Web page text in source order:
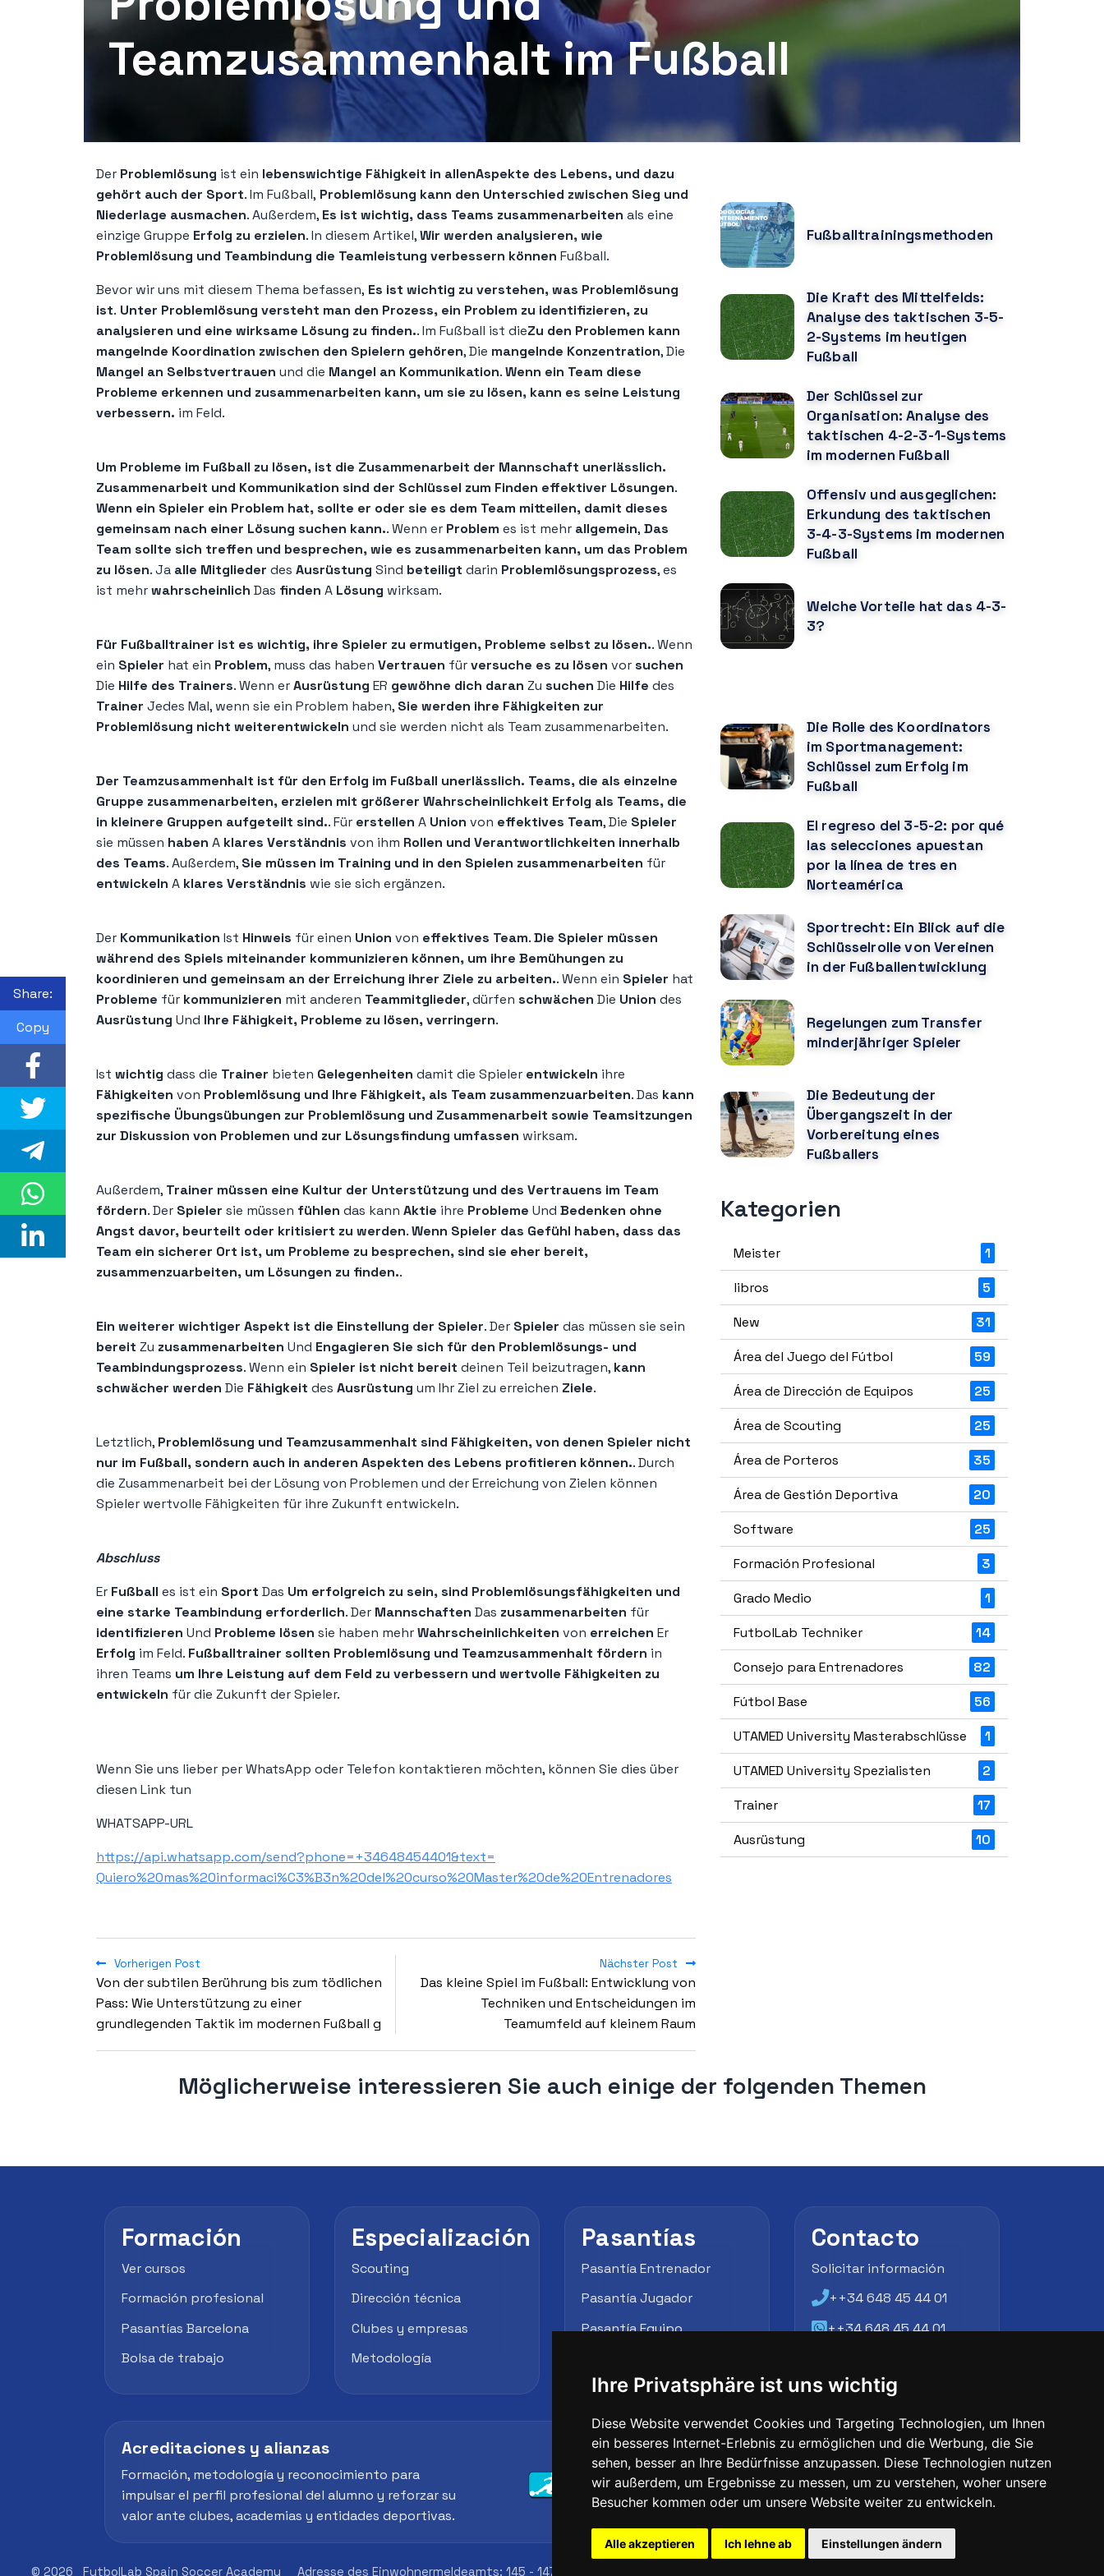
Ihre Privatsphäre ist uns wichtig
Diese Website verwendet Cookies und Targeting Technologien, um Ihnen
ein besseres Internet-Erlebnis zu ermöglichen und die Werbung, die Sie
sehen, besser an Ihre Bedürfnisse anzupassen. Diese Technologien nutzen
wir außerdem, um Ergebnisse zu messen, um zu verstehen, woher unsere
Besucher kommen oder um unsere Website weiter zu entwickeln.
Alle akzeptieren Ich lehne ab Einstellungen ändern
Teamzusammenhalt im Fußball
Der Problemlösung ist ein lebenswichtige Fähigkeit in allenAspekte des Lebens, und dazu
gehört auch der Sport. Im Fußball, Problemlösung kann den Unterschied zwischen Sieg und
Niederlage ausmachen. Außerdem, Es ist wichtig, dass Teams zusammenarbeiten als eine
einzige Gruppe Erfolg zu erzielen. In diesem Artikel,Wir werden analysieren, wie
Problemlösung und Teambindung die Teamleistung verbessern können Fußball.
Bevor wir uns mit diesem Thema befassen, Es ist wichtig zu verstehen, was Problemlösung
ist. Unter Problemlösung versteht man den Prozess, ein Problem zu identifizieren, zu
analysieren und eine wirksame Lösung zu finden.. Im Fußball ist dieZu den Problemen kann
mangelnde Koordination zwischen den Spielern gehören, Die mangelnde Konzentration, Die
Mangel an Selbstvertrauen und die Mangel an Kommunikation.Wenn ein Team diese
Probleme erkennen und zusammenarbeiten kann, um sie zu lösen, kann es seine Leistung
verbessern. im Feld.
Um Probleme im Fußball zu lösen, ist die Zusammenarbeit der Mannschaft unerlässlich.
Zusammenarbeit und Kommunikation sind der Schlüssel zum Finden effektiver Lösungen.
Wenn ein Spieler ein Problem hat, sollte er oder sie es dem Team mitteilen, damit dieses
gemeinsam nach einer Lösung suchen kann.. Wenn er Problem es ist mehr allgemein, Das
Team sollte sich treffen und besprechen, wie es zusammenarbeiten kann, um das Problem
zu lösen. Ja alle Mitglieder des Ausrüstung Sind beteiligt darin Problemlösungsprozess, es
ist mehrwahrscheinlich Das finden A Lösung wirksam.
Für Fußballtrainer ist es wichtig, ihre Spieler zu ermutigen, Probleme selbst zu lösen.. Wenn
ein Spieler hat ein Problem, muss das haben Vertrauen fürversuche es zu lösen vorsuchen
Die Hilfe des Trainers. Wenn erAusrüstung ER gewöhne dich daran Zu suchen Die Hilfe des
Trainer Jedes Mal, wenn sie ein Problem haben, Sie werden ihre Fähigkeiten zur
Problemlösung nicht weiterentwickeln und sie werden nicht als Team zusammenarbeiten.
Der Teamzusammenhalt ist für den Erfolg im Fußball unerlässlich. Teams, die als einzelne
Gruppe zusammenarbeiten, erzielen mit größerer Wahrscheinlichkeit Erfolg als Teams, die
in kleinere Gruppen aufgeteilt sind.. Für erstellen A Union von effektives Team, Die Spieler
sie müssen haben A klares Verständnis von ihm Rollen und Verantwortlichkeiten innerhalb
des Teams. Außerdem, Sie müssen im Training und in den Spielen zusammenarbeiten für
entwickeln A klares Verständnis wie sie sich ergänzen.
Der Kommunikation Ist Hinweis für einen Union von effektives Team.Die Spieler müssen
während des Spiels miteinander kommunizieren können, um ihre Bemühungen zu
koordinieren und gemeinsam an der Erreichung ihrer Ziele zu arbeiten.. Wenn ein Spieler hat
Probleme für kommunizieren mit anderen Teammitglieder, dürfen schwächen Die Union des
Ausrüstung Und Ihre Fähigkeit, Probleme zu lösen, verringern.
Ist wichtig dass die Trainer bieten Gelegenheiten damit die Spieler entwickeln ihre
Fähigkeiten von Problemlösung und Ihre Fähigkeit, als Team zusammenzuarbeiten. Das kann
spezifische Übungsübungen zur Problemlösung und Zusammenarbeit sowie Teamsitzungen
zur Diskussion von Problemen und zur Lösungsfindung umfassen wirksam.
Außerdem, Trainer müssen eine Kultur der Unterstützung und des Vertrauens im Team
fördern. Der Spieler sie müssen fühlen das kann Aktie ihre Probleme Und Bedenken ohne
Angst davor, beurteilt oder kritisiert zu werden.Wenn Spieler das Gefühl haben, dass das
Team ein sicherer Ort ist, um Probleme zu besprechen, sind sie eher bereit,
zusammenzuarbeiten, um Lösungen zu finden..
Ein weiterer wichtiger Aspekt ist die Einstellung der Spieler. Der Spieler das müssen sie sein
bereit Zu zusammenarbeiten Und Engagieren Sie sich für den Problemlösungs- und
Teambindungsprozess. Wenn ein Spieler ist nicht bereit deinen Teil beizutragen, kann
schwächer werden Die Fähigkeit des Ausrüstung um Ihr Ziel zu erreichen Ziele.
Letztlich, Problemlösung und Teamzusammenhalt sind Fähigkeiten, von denen Spieler nicht
nur im Fußball, sondern auch in anderen Aspekten des Lebens profitieren können.. Durch
die Zusammenarbeit bei der Lösung von Problemen und der Erreichung von Zielen können
Spieler wertvolle Fähigkeiten für ihre Zukunft entwickeln.
Abschluss
Er Fußball es ist ein Sport Das Um erfolgreich zu sein, sind Problemlösungsfähigkeiten und
eine starke Teambindung erforderlich. Der Mannschaften Das zusammenarbeiten für
identifizieren Und Probleme lösen sie haben mehrWahrscheinlichkeiten von erreichen Er
Erfolg im Feld. Fußballtrainer sollten Problemlösung und Teamzusammenhalt fördern in
ihren Teams um Ihre Leistung auf dem Feld zu verbessern und wertvolle Fähigkeiten zu
entwickeln für die Zukunft der Spieler.
Wenn Sie uns lieber per WhatsApp oder Telefon kontaktieren möchten, können Sie dies über
diesen Link tun
WHATSAPP-URL
https://api.whatsapp.com/send?phone=+34648454401&text=
Quiero%20mas%20informaci%C3%B3n%20del%20curso%20Master%20de%20Entrenadores
Vorherigen Post
Von der subtilen Berührung bis zum tödlichen
Pass: Wie Unterstützung zu einer
grundlegenden Taktik im modernen Fußball g
Nächster Post
Das kleine Spiel im Fußball: Entwicklung von
Techniken und Entscheidungen im
Teamumfeld auf kleinem Raum
Fußballtrainingsmethoden
Die Kraft des Mittelfelds:
Analyse des taktischen 3-5-
2-Systems im heutigen
Fußball
Der Schlüssel zur
Organisation: Analyse des
taktischen 4-2-3-1-Systems
im modernen Fußball
Offensiv und ausgeglichen:
Erkundung des taktischen
3-4-3-Systems im modernen
Fußball
Welche Vorteile hat das 4-3-
3?
Die Rolle des Koordinators
im Sportmanagement:
Schlüssel zum Erfolg im
Fußball
El regreso del 3-5-2: por qué
las selecciones apuestan
por la línea de tres en
Norteamérica
Sportrecht: Ein Blick auf die
Schlüsselrolle von Vereinen
in der Fußballentwicklung
Regelungen zum Transfer
minderjähriger Spieler
Die Bedeutung der
Übergangszeit in der
Vorbereitung eines
Fußballers
Kategorien
Meister
1
libros
5
New
31
Área del Juego del Fútbol
59
Área de Dirección de Equipos
25
Área de Scouting
25
Área de Porteros
35
Área de Gestión Deportiva
20
Software
25
Formación Profesional
3
Grado Medio
1
FutbolLab Techniker
14
Consejo para Entrenadores
82
Fútbol Base
56
UTAMED University Masterabschlüsse
1
UTAMED University Spezialisten
2
Trainer
17
Ausrüstung
10
Möglicherweise interessieren Sie auch einige der folgenden Themen
Share:
Copy
Formación
Ver cursos
Formación profesional
Pasantías Barcelona
Bolsa de trabajo
Especialización
Scouting
Dirección técnica
Clubes y empresas
Metodología
Pasantías
Pasantía Entrenador
Pasantía Jugador
Pasantía Equipo
Contacto
Solicitar información
++34 648 45 44 01
++34 648 45 44 01
Acreditaciones y alianzas
Formación, metodología y reconocimiento para
impulsar el perfil profesional del alumno y reforzar su
valor ante clubes, academias y entidades deportivas.
© 2026 FutbolLab Spain Soccer Academy Adresse des Einwohnermeldeamts: 145 - 147 St John St, London, EC1V 4PW, UK